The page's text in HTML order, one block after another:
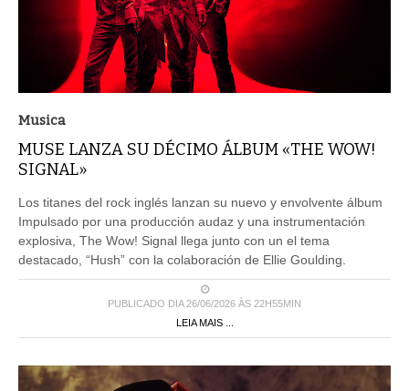
Musica
MUSE LANZA SU DÉCIMO ÁLBUM «THE WOW!
SIGNAL»
Los titanes del rock inglés lanzan su nuevo y envolvente álbum
Impulsado por una producción audaz y una instrumentación
explosiva, The Wow! Signal llega junto con un el tema
destacado, “Hush” con la colaboración de Ellie Goulding.
PUBLICADO DIA 26/06/2026 ÀS 22H55MIN
LEIA MAIS ...